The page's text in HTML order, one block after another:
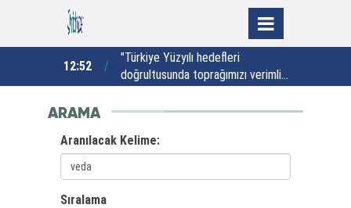
12:52
"Türkiye Yüzyılı hedefleri
doğrultusunda toprağımızı verimli
ARAMA
Aranılacak Kelime:
Sıralama